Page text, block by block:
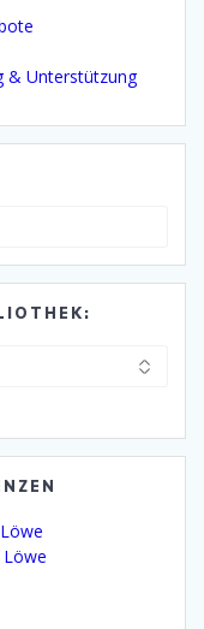
& Unterstützung
Löwe